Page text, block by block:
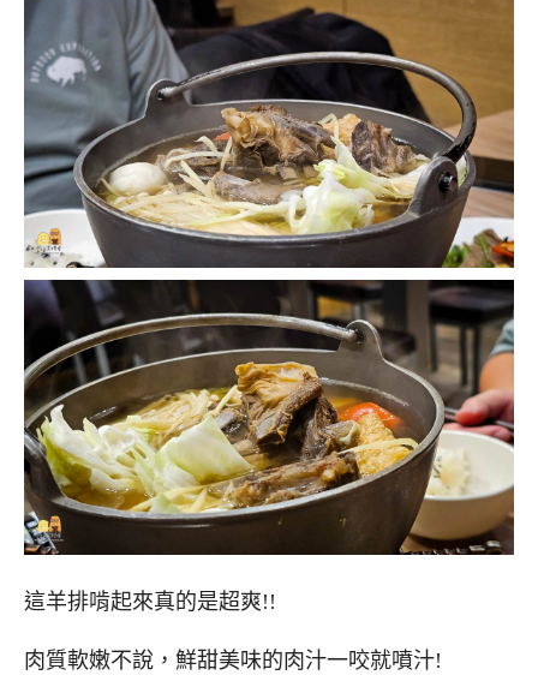
這羊排啃起來真的是超爽!!
肉質軟嫩不說，鮮甜美味的肉汁一咬就噴汁!